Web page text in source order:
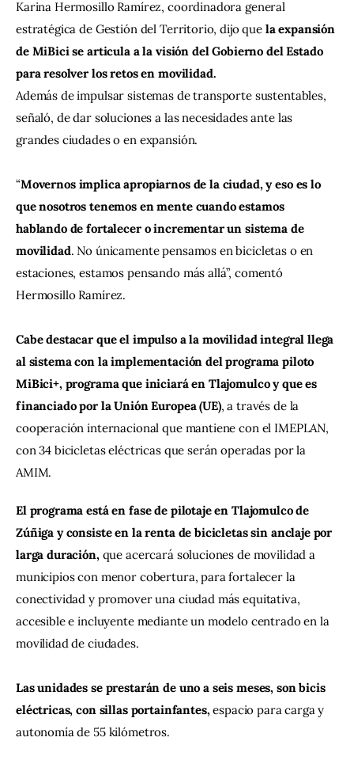
Karina Hermosillo Ramírez, coordinadora general
estratégica de Gestión del Territorio, dijo que la expansión
de MiBici se articula a la visión del Gobierno del Estado
para resolver los retos en movilidad.
Además de impulsar sistemas de transporte sustentables,
señaló, de dar soluciones a las necesidades ante las
grandes ciudades o en expansión.
“Movernos implica apropiarnos de la ciudad, y eso es lo
que nosotros tenemos en mente cuando estamos
hablando de fortalecer o incrementar un sistema de
movilidad. No únicamente pensamos en bicicletas o en
estaciones, estamos pensando más allá”, comentó
Hermosillo Ramírez.
Cabe destacar que el impulso a la movilidad integral llega
al sistema con la implementación del programa piloto
MiBici+, programa que iniciará en Tlajomulco y que es
financiado por la Unión Europea (UE), a través de la
cooperación internacional que mantiene con el IMEPLAN,
con 34 bicicletas eléctricas que serán operadas por la
AMIM.
El programa está en fase de pilotaje en Tlajomulco de
Zúñiga y consiste en la renta de bicicletas sin anclaje por
larga duración, que acercará soluciones de movilidad a
municipios con menor cobertura, para fortalecer la
conectividad y promover una ciudad más equitativa,
accesible e incluyente mediante un modelo centrado en la
movilidad de ciudades.
Las unidades se prestarán de uno a seis meses, son bicis
eléctricas, con sillas portainfantes, espacio para carga y
autonomía de 55 kilómetros.